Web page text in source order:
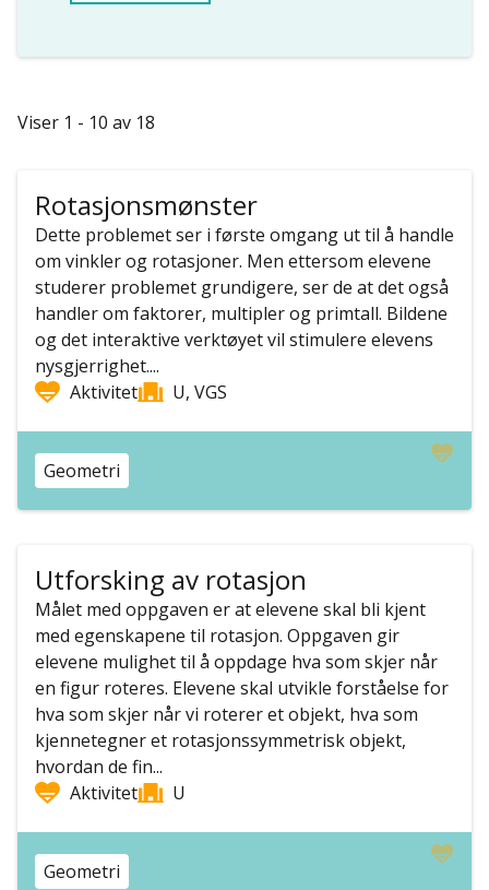
Viser 1 - 10 av 18
Rotasjonsmønster
Dette problemet ser i første omgang ut til å handle
om vinkler og rotasjoner. Men ettersom elevene
studerer problemet grundigere, ser de at det også
handler om faktorer, multipler og primtall. Bildene
og det interaktive verktøyet vil stimulere elevens
nysgjerrighet....
Aktivitet
U, VGS
Geometri
Utforsking av rotasjon
Målet med oppgaven er at elevene skal bli kjent
med egenskapene til rotasjon. Oppgaven gir
elevene mulighet til å oppdage hva som skjer når
en figur roteres. Elevene skal utvikle forståelse for
hva som skjer når vi roterer et objekt, hva som
kjennetegner et rotasjonssymmetrisk objekt,
hvordan de fin...
Aktivitet
U
Geometri